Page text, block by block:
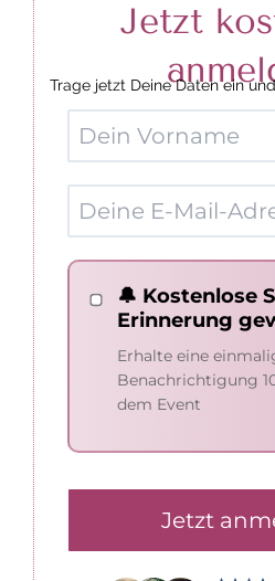
Jetzt
Trage jetzt Deine Daten ein
🔔 Kostenlose
Erinnerung
Erhalte eine
Benachrichtigung
dem Event
Jetzt